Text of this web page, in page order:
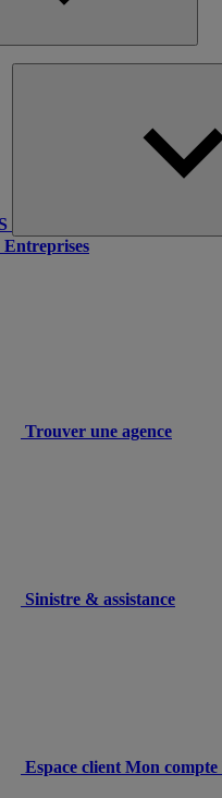
Trouver une agence
Sinistre & assistance
Espace client Mon compte